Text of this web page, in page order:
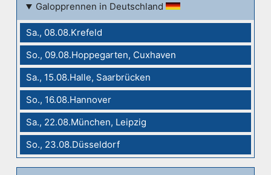
Galopprennen in Deutschland
Sa., 08.08.Krefeld
So., 09.08.Hoppegarten, Cuxhaven
Sa., 15.08.Halle, Saarbrücken
So., 16.08.Hannover
Sa., 22.08.München, Leipzig
So., 23.08.Düsseldorf